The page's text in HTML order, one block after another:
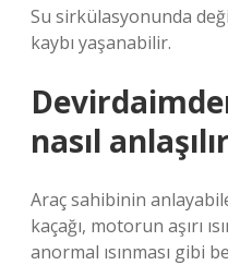
Su sirkülasyonunda
kaybı yaşanabilir.
nasıl
Araç sahibinin
kaçağı, motorun aşırı
anormal ısınması gibi